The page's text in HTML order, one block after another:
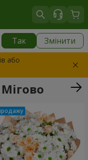
Так Змінити
або